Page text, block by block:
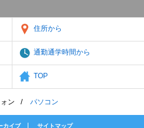
住所から
通勤通学時間から
TOP
ン パソコン
カイブ サイトマップ